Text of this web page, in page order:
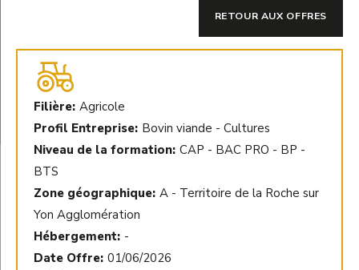
RETOUR AUX OFFRES
Filière: Agricole
Profil Entreprise: Bovin viande - Cultures
Niveau de la formation: CAP - BAC PRO - BP -
BTS
Zone géographique: A - Territoire de la Roche sur
Yon Agglomération
Hébergement: -
Date Offre: 01/06/2026